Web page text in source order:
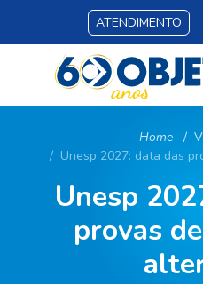
ATENDIMENTO
Home
Unesp 2027: data das
Unesp
provas